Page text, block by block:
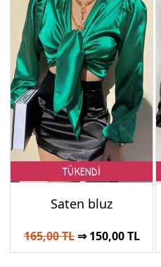
Saten bluz
165,00 TL⇒ 150,00 TL
TÜKENDİ